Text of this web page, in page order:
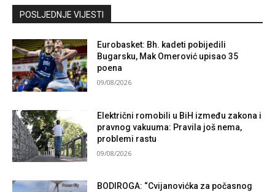
Kontaktirajte nas
POSLJEDNJE VIJESTI
Eurobasket: Bh. kadeti pobijedili
Bugarsku, Mak Omerović upisao 35
poena
09/08/2026
Električni romobili u BiH između zakona i
pravnog vakuuma: Pravila još nema,
problemi rastu
09/08/2026
BODIROGA: “Cvijanovićka za počasnog